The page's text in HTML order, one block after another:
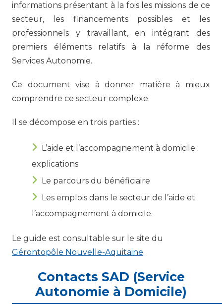
informations présentant à la fois les missions de ce
secteur, les financements possibles et les
professionnels y travaillant, en intégrant des
premiers éléments relatifs à la réforme des
Services Autonomie.
Ce document vise à donner matière à mieux
comprendre ce secteur complexe.
Il se décompose en trois parties :
L’aide et l’accompagnement à domicile :
explications
Le parcours du bénéficiaire
Les emplois dans le secteur de l’aide et
l’accompagnement à domicile.
Le guide est consultable sur le site du
Gérontopôle Nouvelle-Aquitaine
Contacts SAD (Service
Autonomie à Domicile)